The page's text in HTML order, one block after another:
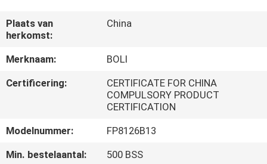
OVER
ONS
FABRIEKSTOCHT
KWALITEITSCONTROLE
Plaats van
herkomst:
China
Merknaam:
BOLI
Certificering:
CERTIFICATE FOR CHINA
COMPULSORY PRODUCT
CERTIFICATION
Modelnummer:
FP8126B13
Min. bestelaantal:
500 BSS